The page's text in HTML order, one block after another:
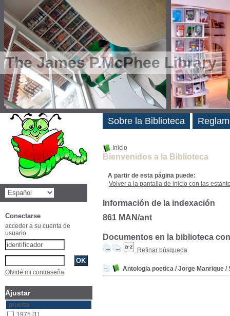
The James P.McPhee Library
Inicio
Bienvenidos a la Biblioteca
A partir de esta página puede:
Volver a la pantalla de inicio con las
Información de la indexación
861 MAN/ant
Documentos en la biblioteca
Refinar búsqueda
Antologia poetica / Jorge Manrique /
Sobre la Biblioteca
Novedades
Conectarse
acceder a su cuenta de
usuario
Olvidé mi contraseña
Ajustar
prueba
1975 [1]